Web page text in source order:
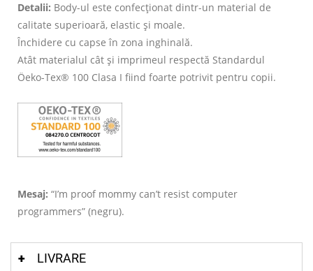
Detalii: Body-ul este confecționat dintr-un material de
calitate superioară, elastic și moale.
Închidere cu capse în zona inghinală.
Atât materialul cât și imprimeul respectă Standardul
Öeko-Tex® 100 Clasa I fiind foarte potrivit pentru copii.
Mesaj: “I’m proof mommy can’t resist computer
programmers” (negru).
LIVRARE